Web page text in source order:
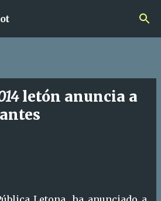
principal
letón anuncia a